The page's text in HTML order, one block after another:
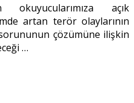
okuyucularımıza açık
artan terör olaylarının
çözümüne ilişkin
…